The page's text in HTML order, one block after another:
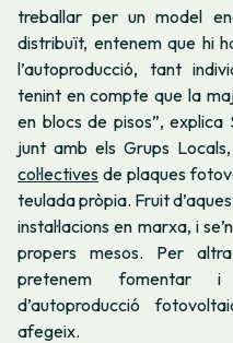
treballar per un model
distribuït, entenem que hi
l’autoproducció, tant
tenint en compte que la
en blocs de pisos”,
junt amb els Grups
col·lectives de plaques
teulada pròpia. Fruit
instal·lacions en marxa, i
propers mesos. Per
pretenem fomentar i
d’autoproducció
afegeix.